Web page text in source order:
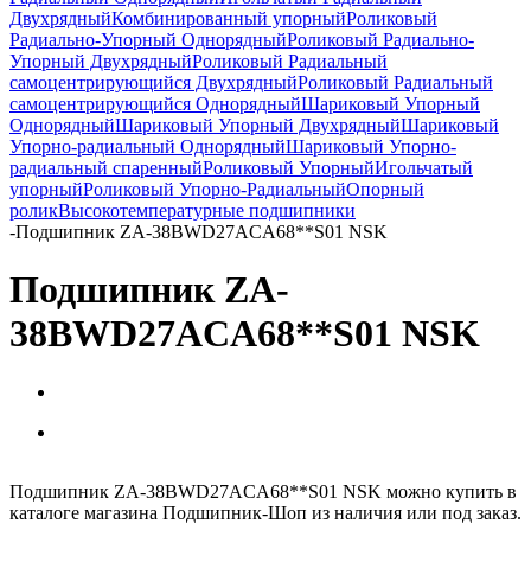
ДвухрядныйКомбинированный упорныйРоликовый
Радиально-Упорный ОднорядныйРоликовый Радиально-
Упорный ДвухрядныйРоликовый Радиальный
самоцентрирующийся ДвухрядныйРоликовый Радиальный
самоцентрирующийся ОднорядныйШариковый Упорный
ОднорядныйШариковый Упорный ДвухрядныйШариковый
Упорно-радиальный ОднорядныйШариковый Упорно-
радиальный спаренныйРоликовый УпорныйИгольчатый
упорныйРоликовый Упорно-РадиальныйОпорный
роликВысокотемпературные подшипники
-Подшипник ZA-38BWD27ACA68**S01 NSK
Подшипник ZA-
38BWD27ACA68**S01 NSK
Подшипник ZA-38BWD27ACA68**S01 NSK можно купить в
каталоге магазина Подшипник-Шоп из наличия или под заказ.